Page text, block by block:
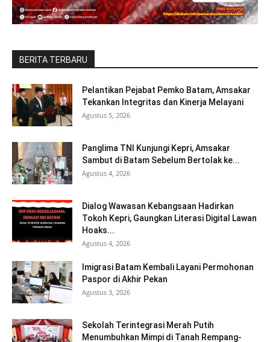
BERITA TERBARU
Pelantikan Pejabat Pemko Batam, Amsakar
Tekankan Integritas dan Kinerja Melayani
Agustus 5, 2026
Panglima TNI Kunjungi Kepri, Amsakar
Sambut di Batam Sebelum Bertolak ke...
Agustus 4, 2026
Dialog Wawasan Kebangsaan Hadirkan
Tokoh Kepri, Gaungkan Literasi Digital Lawan
Hoaks...
Agustus 4, 2026
Imigrasi Batam Kembali Layani Permohonan
Paspor di Akhir Pekan
Agustus 3, 2026
Sekolah Terintegrasi Merah Putih
Menumbuhkan Mimpi di Tanah Rempang-